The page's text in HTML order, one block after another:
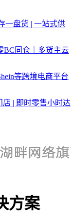
一盘货 | 一站式供
BC同仓｜多货主云
等跨境电商平台
店 | 即时零售小时达
方案